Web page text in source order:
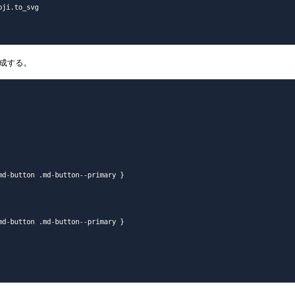
する。
button .md-button--primary }
button .md-button--primary }